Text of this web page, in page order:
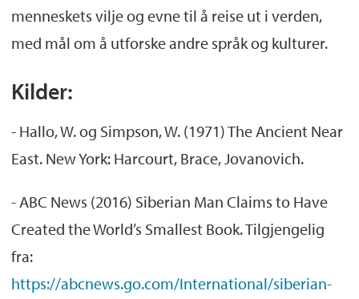
menneskets vilje og evne til å reise ut i verden,
med mål om å utforske andre språk og kulturer.
Kilder:
- Hallo, W. og Simpson, W. (1971) The Ancient Near
East. New York: Harcourt, Brace, Jovanovich.
- ABC News (2016) Siberian Man Claims to Have
Created the World’s Smallest Book. Tilgjengelig
fra:
https://abcnews.go.com/International/siberian-